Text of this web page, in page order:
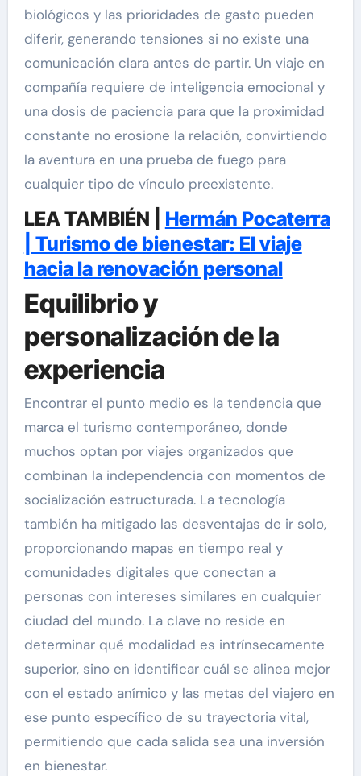
biológicos y las prioridades de gasto pueden
diferir, generando tensiones si no existe una
comunicación clara antes de partir. Un viaje en
compañía requiere de inteligencia emocional y
una dosis de paciencia para que la proximidad
constante no erosione la relación, convirtiendo
la aventura en una prueba de fuego para
cualquier tipo de vínculo preexistente.
LEA TAMBIÉN | Hermán Pocaterra
| Turismo de bienestar: El viaje
hacia la renovación personal
Equilibrio y
personalización de la
experiencia
Encontrar el punto medio es la tendencia que
marca el turismo contemporáneo, donde
muchos optan por viajes organizados que
combinan la independencia con momentos de
socialización estructurada. La tecnología
también ha mitigado las desventajas de ir solo,
proporcionando mapas en tiempo real y
comunidades digitales que conectan a
personas con intereses similares en cualquier
ciudad del mundo. La clave no reside en
determinar qué modalidad es intrínsecamente
superior, sino en identificar cuál se alinea mejor
con el estado anímico y las metas del viajero en
ese punto específico de su trayectoria vital,
permitiendo que cada salida sea una inversión
en bienestar.